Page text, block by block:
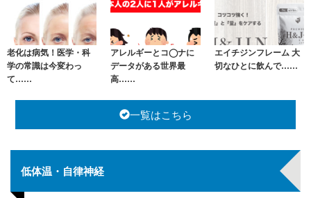
老化は病気！医学・科
学の常識は今変わっ
て……
アレルギーとコ◯ナに
データがある世界最
高……
エイチジンフレーム 大
切なひとに飲んで……
一覧はこちら
低体温・自律神経